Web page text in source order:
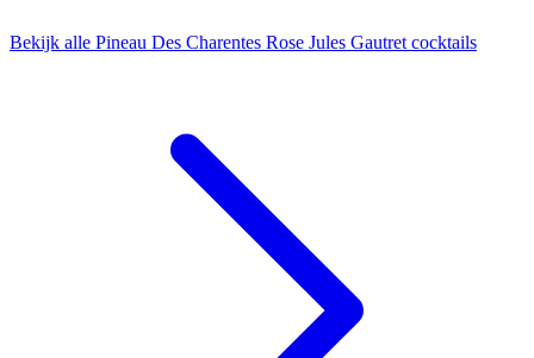
Bekijk alle Pineau Des Charentes Rose Jules Gautret cocktails